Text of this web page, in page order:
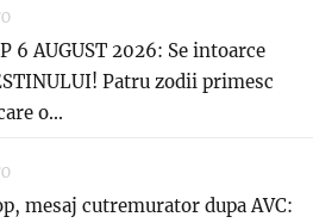
6 AUGUST 2026: Se intoarce
Patru zodii primesc
o...
mesaj cutremurator dupa AVC: